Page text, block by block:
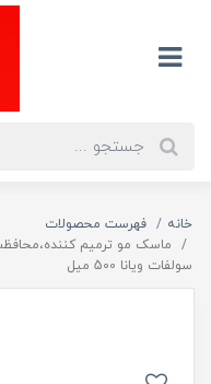
خانه
فهرست محصولات
سولفات ویانا 500 میل